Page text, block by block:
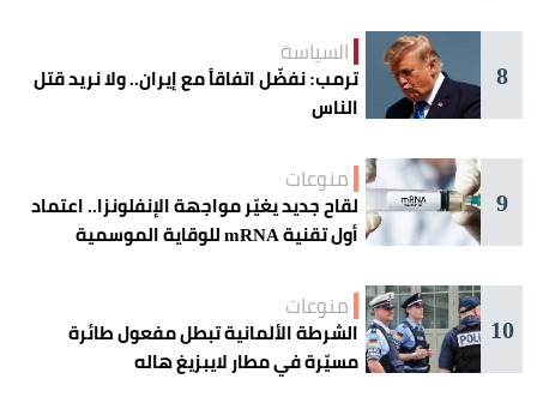
8
السياسة
ترمب: نفضّل اتفاقاً مع إيران.. ولا نريد قتل
الناس
9
منوعات
لقاح جديد يغيّر مواجهة الإنفلونزا.. اعتماد
أول تقنية mRNA للوقاية الموسمية
10
منوعات
الشرطة الألمانية تبطل مفعول طائرة
مسيّرة في مطار لايبزيغ هاله